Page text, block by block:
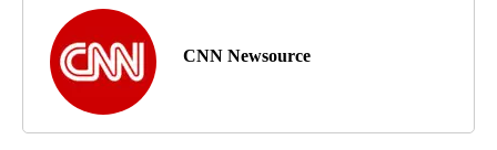
CNN Newsource